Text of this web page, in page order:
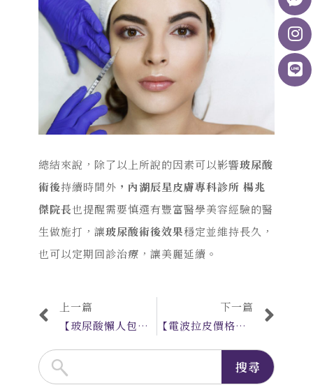
總結來說，除了以上所說的因素可以影響玻尿酸
術後持續時間外 ，內湖辰星皮膚專科診所 楊兆
傑院長也提醒需要慎選有豐富醫學美容經驗的醫
生做施打，讓玻尿酸術後效果穩定並維持長久，
也可以定期回診治療，讓美麗延續。
上一篇
【玻尿酸懶人包】玻尿酸種類/作用原理/注意事項 本篇一次了解
下一篇
【電波拉皮價格】電波拉皮價格越貴越有效果？ 微針電波價格翻轉你的認知！
搜尋